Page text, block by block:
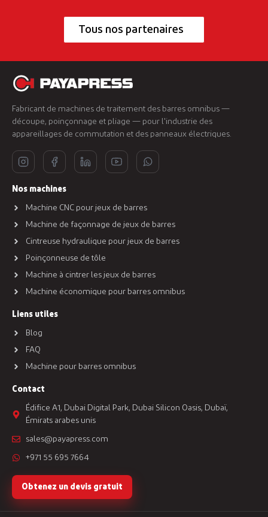
Tous nos partenaires
Fabricant de machines de traitement des barres omnibus —
découpe, poinçonnage et pliage — pour l'industrie des
appareillages de commutation et des panneaux électriques.
Nos machines
Machine CNC pour jeux de barres
Machine de façonnage de jeux de barres
Cintreuse hydraulique pour jeux de barres
Poinçonneuse de tôle
Machine à cintrer les jeux de barres
Machine économique pour barres omnibus
Liens utiles
Blog
FAQ
Machine pour barres omnibus
Contact
Édifice A1, Dubai Digital Park, Dubai Silicon Oasis, Dubaï,
Émirats arabes unis
sales@payapress.com
+971 55 695 7664
Obtenez un devis gratuit